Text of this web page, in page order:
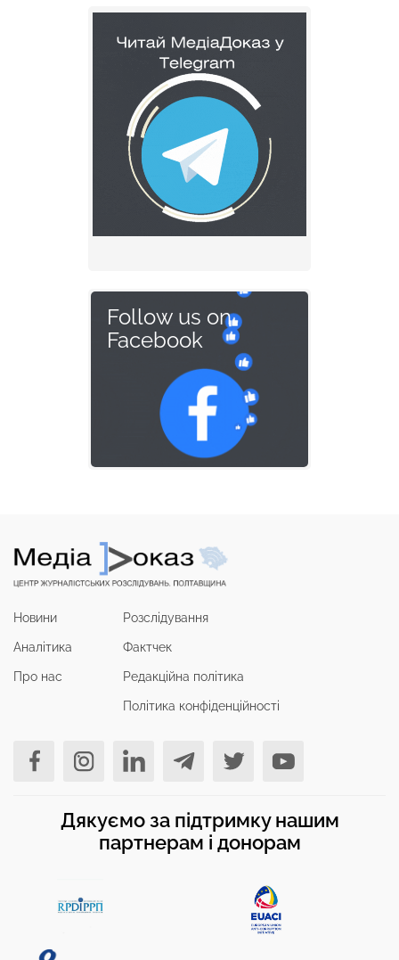
Follow us on
Facebook
Новини
Аналітика
Про нас
Розслідування
Фактчек
Редакційна політика
Політика конфіденційності
Дякуємо за підтримку нашим
партнерам і донорам